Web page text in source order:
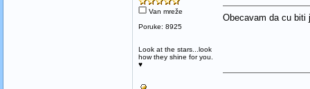
Van mreže
Poruke: 8925
Look at the stars...look
how they shine for you.
♥
Obecavam da cu